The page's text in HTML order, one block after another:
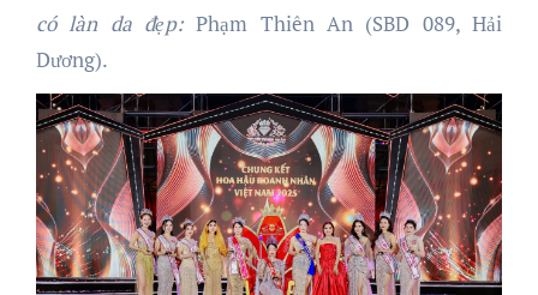
có làn da đẹp:Phạm Thiên An (SBD 089, Hải
Dương).